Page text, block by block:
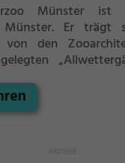
Münster
Münster. Er trägt
von den